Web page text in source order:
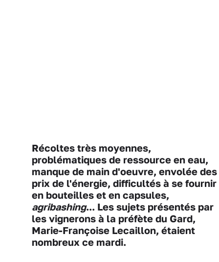
Récoltes très moyennes,
problématiques de ressource en eau,
manque de main d'oeuvre, envolée des
prix de l'énergie, difficultés à se fournir
en bouteilles et en capsules,
agribashing... Les sujets présentés par
les vignerons à la préfète du Gard,
Marie-Françoise Lecaillon, étaient
nombreux ce mardi.